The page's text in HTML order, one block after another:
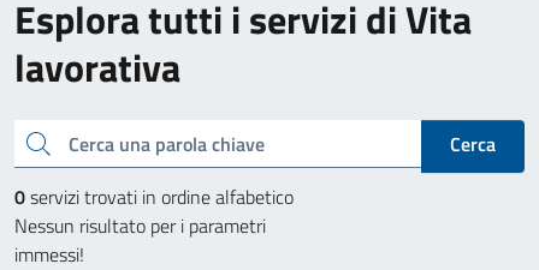
Esplora tutti i servizi di Vita
lavorativa
Cerca una parola chiave
Cerca
0servizi trovati in ordine alfabetico
Nessun risultato per i parametri
immessi!